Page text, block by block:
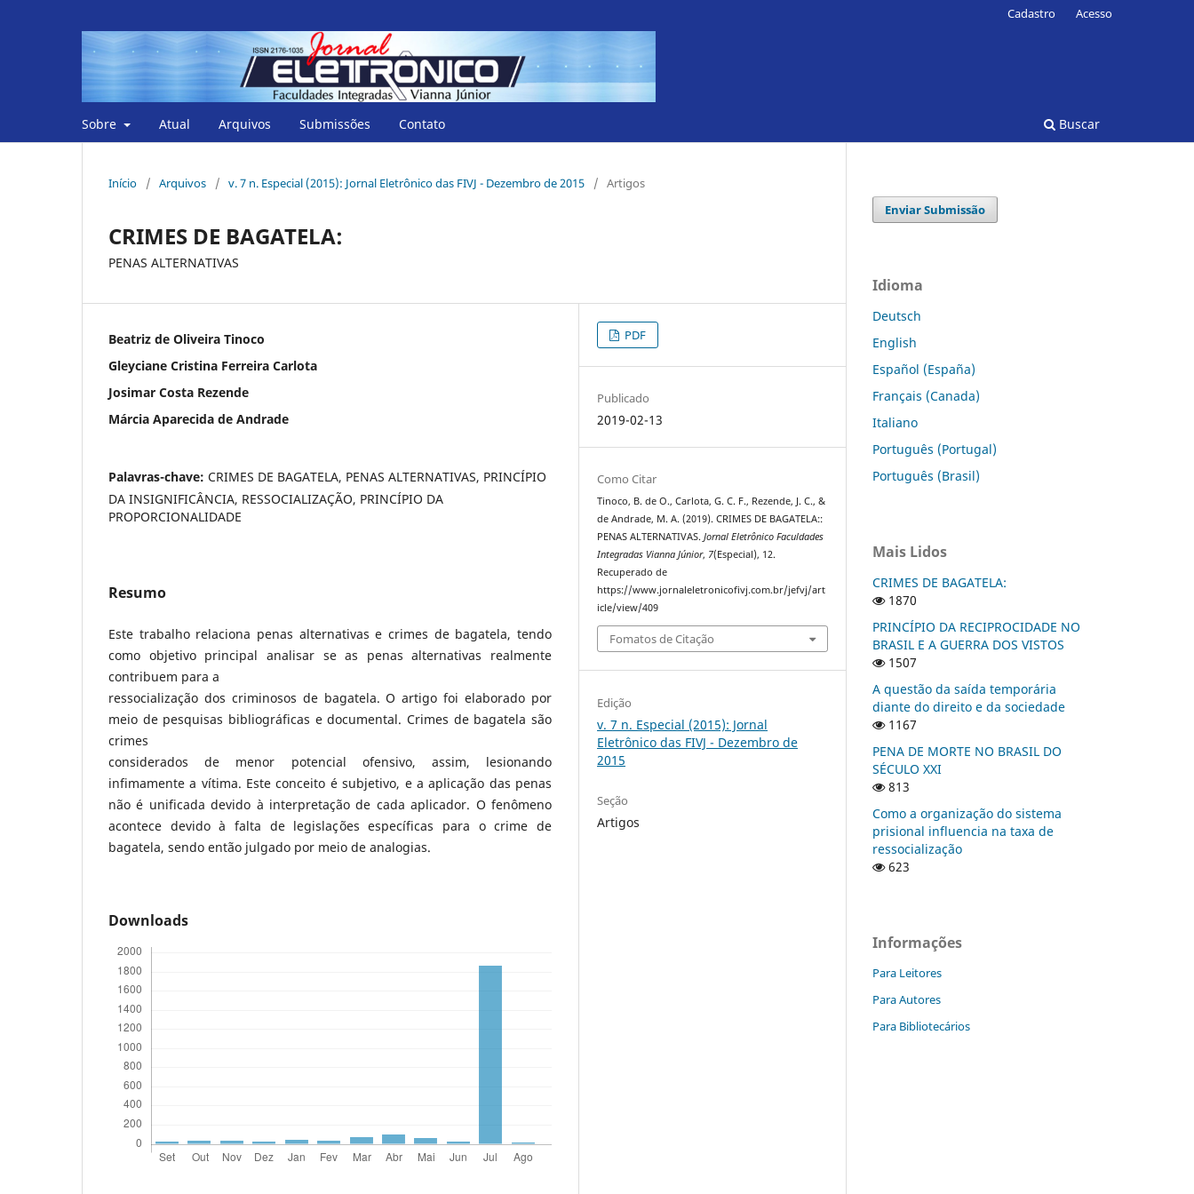
Sobre Atual Arquivos Submissões Contato Buscar
Cadastro Acesso
Início / Arquivos / v. 7 n. Especial (2015): Jornal Eletrônico das FIVJ - Dezembro de 2015 / Artigos
CRIMES DE BAGATELA:
PENAS ALTERNATIVAS
Beatriz de Oliveira Tinoco
Gleyciane Cristina Ferreira Carlota
Josimar Costa Rezende
Márcia Aparecida de Andrade
Palavras-chave: CRIMES DE BAGATELA, PENAS ALTERNATIVAS, PRINCÍPIO
DA INSIGNIFICÂNCIA, RESSOCIALIZAÇÃO, PRINCÍPIO DA
PROPORCIONALIDADE
Resumo
Este trabalho relaciona penas alternativas e crimes de bagatela, tendo
como objetivo principal analisar se as penas alternativas realmente
contribuem para a
ressocialização dos criminosos de bagatela. O artigo foi elaborado por
meio de pesquisas bibliográficas e documental. Crimes de bagatela são
crimes
considerados de menor potencial ofensivo, assim, lesionando
infimamente a vítima. Este conceito é subjetivo, e a aplicação das penas
não é unificada devido à interpretação de cada aplicador. O fenômeno
acontece devido à falta de legislações específicas para o crime de
bagatela, sendo então julgado por meio de analogias.
Downloads
PDF
Publicado
2019-02-13
Como Citar
Tinoco, B. de O., Carlota, G. C. F., Rezende, J. C., &
de Andrade, M. A. (2019). CRIMES DE BAGATELA::
PENAS ALTERNATIVAS.Jornal Eletrônico Faculdades
Integradas Vianna Júnior, 7(Especial), 12.
Recuperado de
https://www.jornaleletronicofivj.com.br/jefvj/art
icle/view/409
Fomatos de Citação
Edição
v. 7 n. Especial (2015): Jornal
Eletrônico das FIVJ - Dezembro de
2015
Seção
Artigos
Enviar Submissão
Idioma
Deutsch
English
Español (España)
Français (Canada)
Italiano
Português (Portugal)
Português (Brasil)
Mais Lidos
CRIMES DE BAGATELA:
1870
PRINCÍPIO DA RECIPROCIDADE NO
BRASIL E A GUERRA DOS VISTOS
1507
A questão da saída temporária
diante do direito e da sociedade
1167
PENA DE MORTE NO BRASIL DO
SÉCULO XXI
813
Como a organização do sistema
prisional influencia na taxa de
ressocialização
623
Informações
Para Leitores
Para Autores
Para Bibliotecários